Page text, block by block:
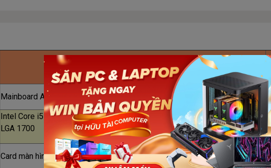
Mainboard Asus Prime B760M-AYW WIFI D4
Intel Core i5 13400F / 2.5GHz Turbo 4.6GHz / 10 Nhân 16 Luồng / 20MB /
LGA 1700
Card màn hình NVIDIA MSI GeForce RTX 3060 Ventus 2X 12G OC (LHR)